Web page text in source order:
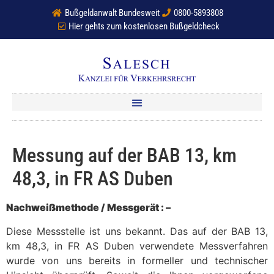
Bußgeldanwalt Bundesweit
0800-5893808
Hier gehts zum kostenlosen Bußgeldcheck
Messung auf der BAB 13, km
48,3, in FR AS Duben
Nachweißmethode / Messgerät : –
Diese Messstelle ist uns bekannt. Das auf der BAB 13,
km 48,3, in FR AS Duben verwendete Messverfahren
wurde von uns bereits in formeller und technischer